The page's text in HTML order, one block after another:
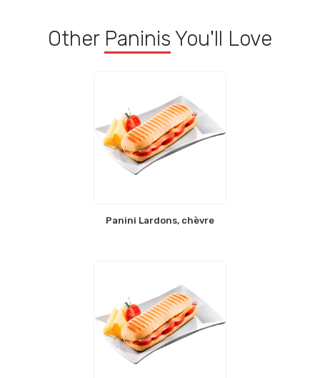
Other Paninis You'll Love
Panini Lardons, chèvre